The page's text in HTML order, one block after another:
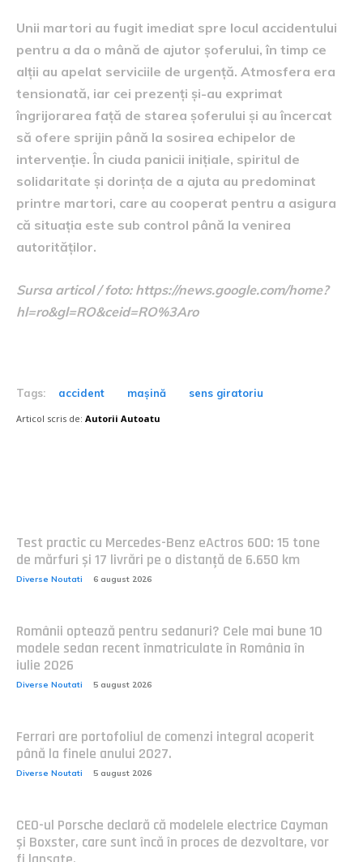
Unii martori au fugit imediat spre locul accidentului
pentru a da o mână de ajutor șoferului, în timp ce
alții au apelat serviciile de urgență. Atmosfera era
tensionată, iar cei prezenți și-au exprimat
îngrijorarea față de starea șoferului și au încercat
să ofere sprijin până la sosirea echipelor de
intervenție. În ciuda panicii inițiale, spiritul de
solidaritate și dorința de a ajuta au predominat
printre martori, care au cooperat pentru a asigura
că situația este sub control până la venirea
autorităților.
Sursa articol / foto: https://news.google.com/home?
hl=ro&gl=RO&ceid=RO%3Aro
Tags: accident mașină sens giratoriu
Articol scris de: Autorii Autoatu
Test practic cu Mercedes-Benz eActros 600: 15 tone
de mărfuri și 17 livrări pe o distanță de 6.650 km
Diverse Noutati 6 august 2026
Românii optează pentru sedanuri? Cele mai bune 10
modele sedan recent înmatriculate în România în
iulie 2026
Diverse Noutati 5 august 2026
Ferrari are portofoliul de comenzi integral acoperit
până la finele anului 2027.
Diverse Noutati 5 august 2026
CEO-ul Porsche declară că modelele electrice Cayman
și Boxster, care sunt încă în proces de dezvoltare, vor